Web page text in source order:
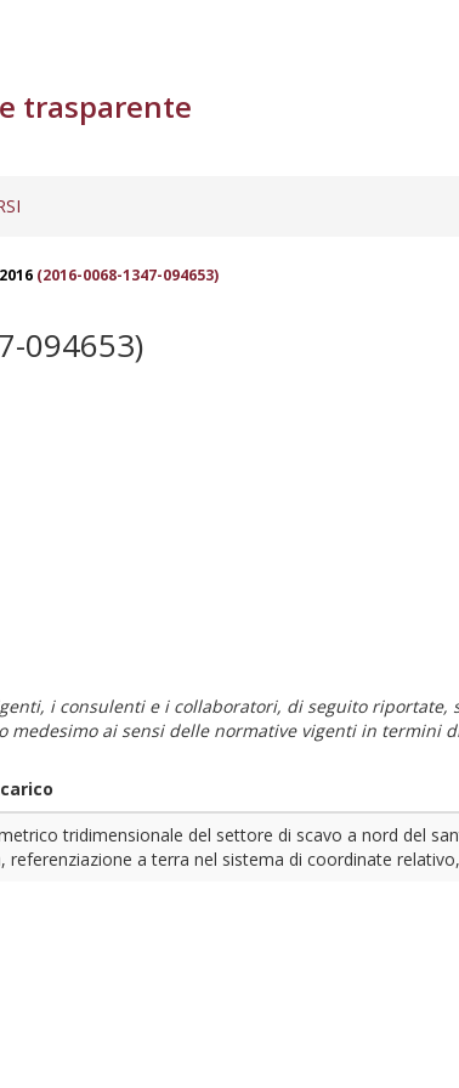
trasparente
(2016-0068-1347-094653)
094653)
i consulenti e i collaboratori, di seguito
ai sensi delle normative vigenti in termini
tridimensionale del settore di scavo a nord del
a terra nel sistema di coordinate